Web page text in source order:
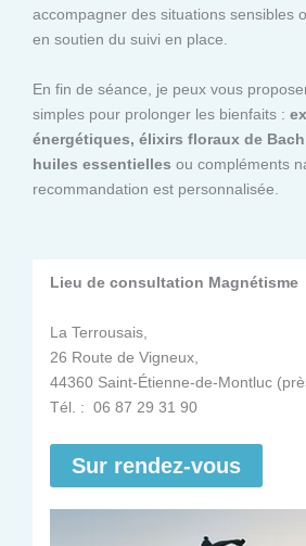
accompagner des situations sensibles
en soutien du suivi en place.
En fin de séance, je peux vous
simples pour prolonger les bienfaits :
énergétiques, élixirs floraux de
huiles essentielles ou compléments
recommandation est personnalisée.
Lieu de consultation Magnétisme
La Terrousais,
26 Route de Vigneux,
44360 Saint-Étienne-de-Montluc
Tél. : 06 87 29 31 90
Sur rendez-vous